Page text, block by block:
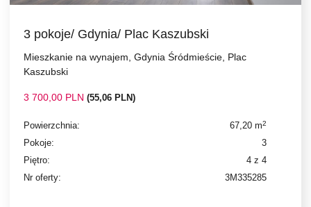
3 pokoje/ Gdynia/ Plac Kaszubski
Mieszkanie na wynajem, Gdynia Śródmieście, Plac
Kaszubski
3 700,00 PLN (55,06 PLN)
Powierzchnia: 67,20 m2
Pokoje:
3
Piętro:
4 z 4
Nr oferty:
3M335285